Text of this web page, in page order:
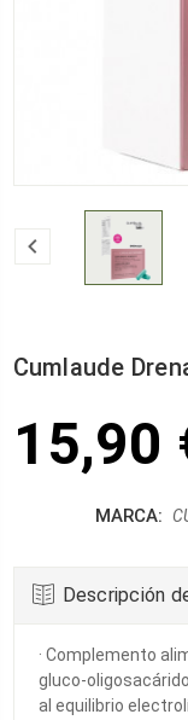
Cumlaude
15,90
MARCA:
Descripción
· Complemento
gluco-
al equilibrio